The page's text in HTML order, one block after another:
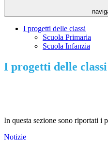
I progetti delle classi
Scuola Primaria
Scuola Infanzia
I progetti delle classi
In questa sezione sono riportati i
Notizie